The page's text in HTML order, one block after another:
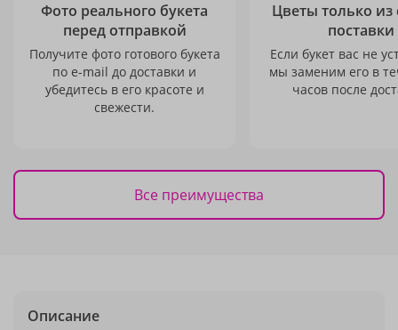
Фото реального букета
перед отправкой
Получите фото готового букета
по e-mail до доставки и
убедитесь в его красоте и
свежести.
Цветы только из
поставки
Если букет вас не
мы заменим его в
часов после
Все преимущества
Описание